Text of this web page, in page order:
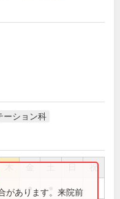
ーション科
祝
●
があります。来院前